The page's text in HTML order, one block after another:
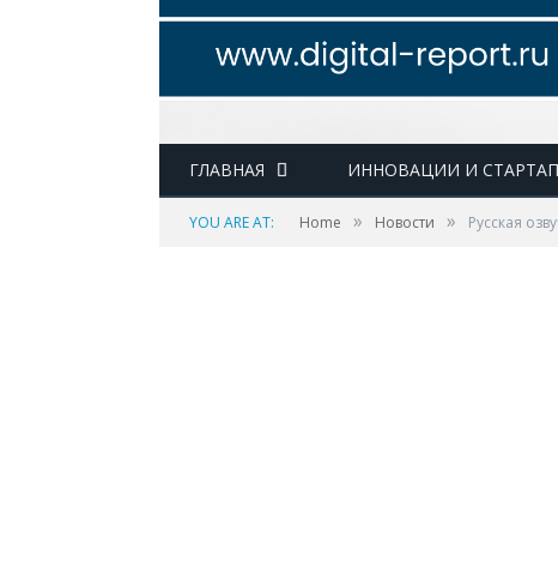
ГЛАВНАЯ ИННОВАЦИИ И
YOU ARE AT: Home » Новости » Русская